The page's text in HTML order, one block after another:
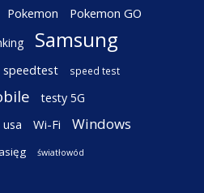
Pokemon Pokemon GO
Samsung
speedtest speed test
testy 5G
usa Wi-Fi Windows
światłowód